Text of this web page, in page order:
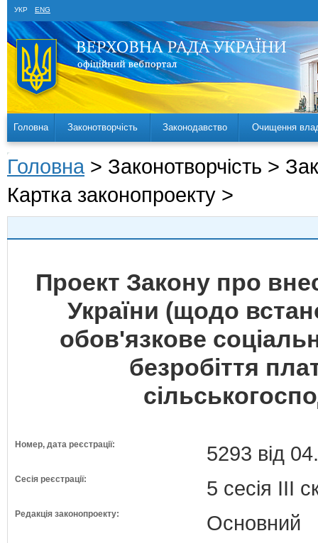
УКР ENG
Головна Законотворчість Законодавство Очищення
Головна > Законотворчість >
Картка законопроекту >
Проект Закону про
України (щодо
обов'язкове
безробіття
Номер, дата реєстрації: 5293 від
Сесія реєстрації: 5 сесія III
Редакція законопроекту: Основний